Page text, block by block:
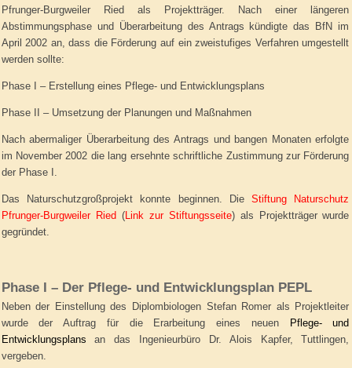
Pfrunger-Burgweiler Ried als Projektträger. Nach einer längeren
Abstimmungsphase und Überarbeitung des Antrags kündigte das BfN im
April 2002 an, dass die Förderung auf ein zweistufiges Verfahren umgestellt
werden sollte:
Phase I – Erstellung eines Pflege- und Entwicklungsplans
Phase II – Umsetzung der Planungen und Maßnahmen
Nach abermaliger Überarbeitung des Antrags und bangen Monaten erfolgte
im November 2002 die lang ersehnte schriftliche Zustimmung zur Förderung
der Phase I.
Das Naturschutzgroßprojekt konnte beginnen. DieStiftung Naturschutz
Pfrunger-Burgweiler Ried(Link zur Stiftungsseite) als Projektträger wurde
gegründet.
Phase I – Der Pflege- und Entwicklungsplan PEPL
Neben der Einstellung des Diplombiologen Stefan Romer als Projektleiter
wurde der Auftrag für die Erarbeitung eines neuen
Pflege- und
Entwicklungsplansan das Ingenieurbüro Dr. Alois Kapfer, Tuttlingen,
vergeben.